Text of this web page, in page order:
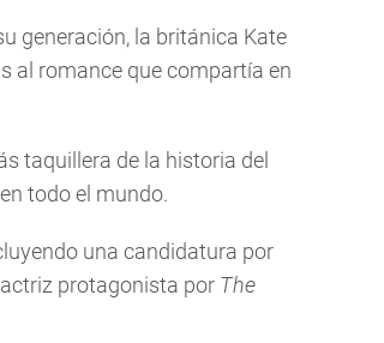
generación, la británica Kate
al romance que compartía en
taquillera de la historia del
todo el mundo.
una candidatura por
protagonista por The